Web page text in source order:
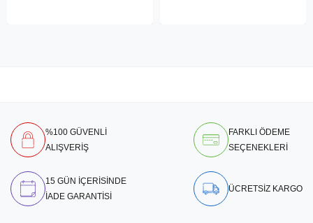
%100 GÜVENLİ
ALIŞVERİŞ
FARKLI ÖDEME
SEÇENEKLERİ
15 GÜN İÇERİSİNDE
İADE GARANTİSİ
ÜCRETSİZ KARGO